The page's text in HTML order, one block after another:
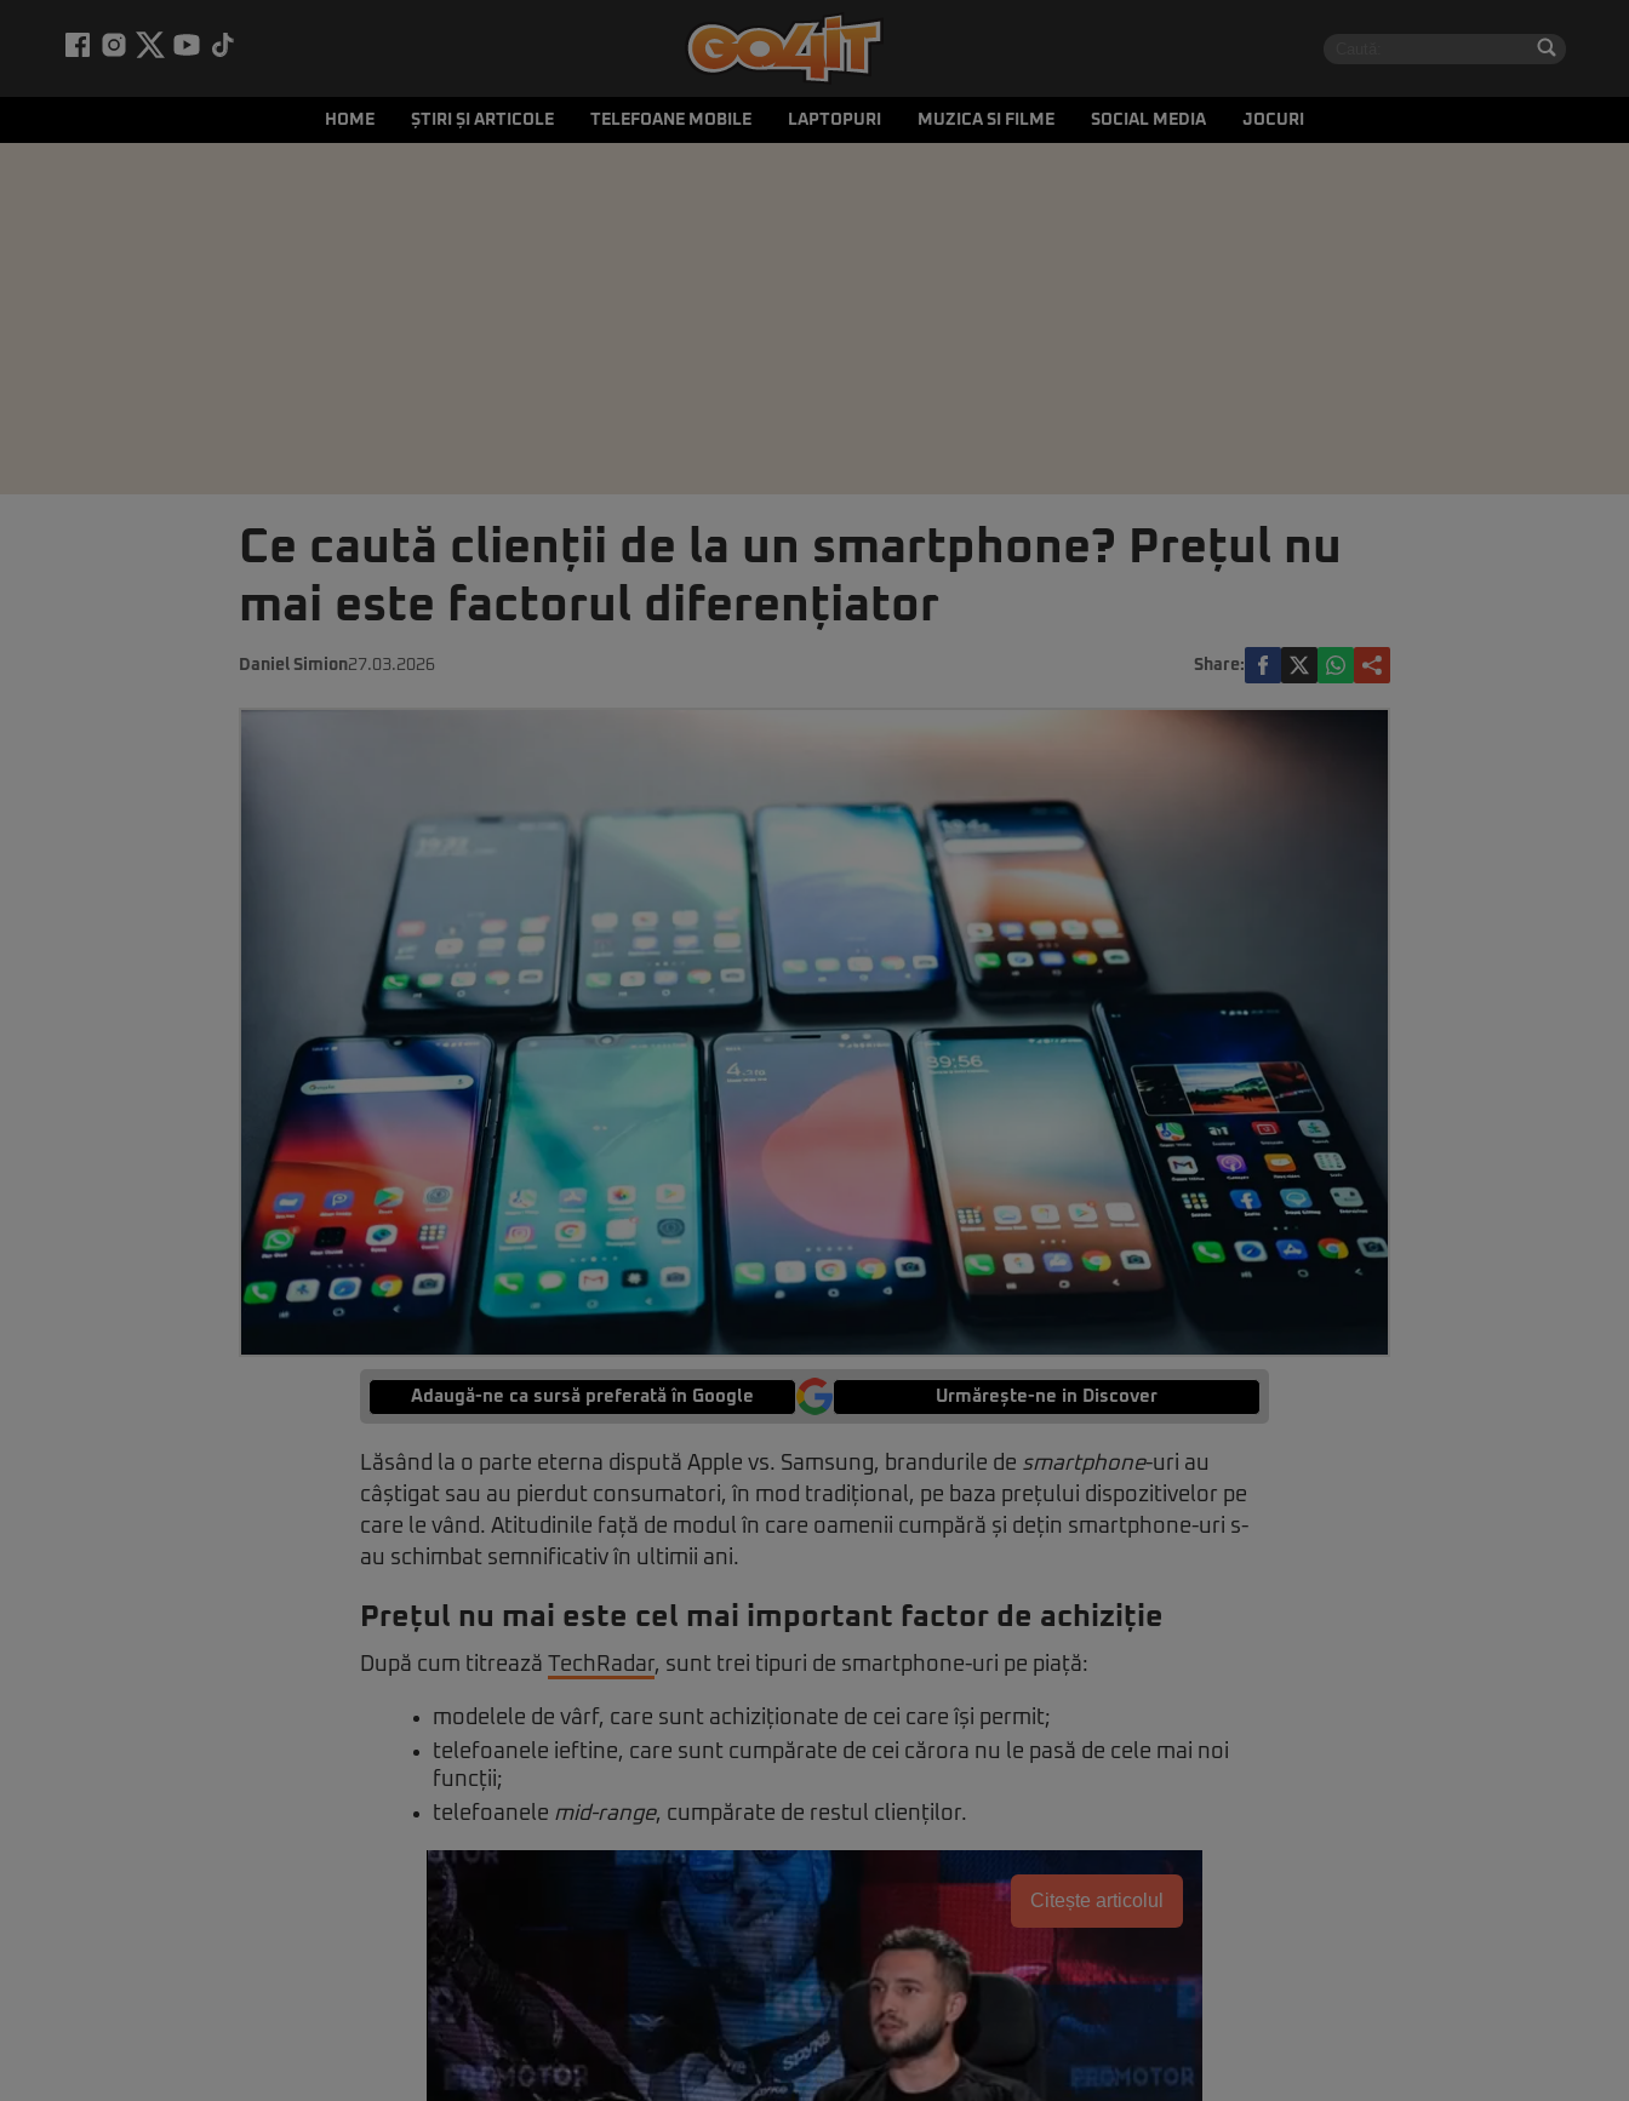
HOME ȘTIRI ȘI ARTICOLE TELEFOANE MOBILE LAPTOPURI MUZICA SI FILME SOCIAL MEDIA JOCURI
Ce caută clienții de la un smartphone? Prețul nu
mai este factorul diferențiator
Daniel Simion27.03.2026 Share:
Adaugă-ne ca sursă preferată în Google Urmărește-ne in Discover
Lăsând la o parte eterna dispută Apple vs. Samsung, brandurile de smartphone-uri au
câștigat sau au pierdut consumatori, în mod tradițional, pe baza prețului dispozitivelor pe
care le vând. Atitudinile față de modul în care oamenii cumpără și dețin smartphone-uri s-
au schimbat semnificativ în ultimii ani.
Prețul nu mai este cel mai important factor de achiziție
După cum titrează TechRadar, sunt trei tipuri de smartphone-uri pe piață:
modelele de vârf, care sunt achiziționate de cei care își permit;
telefoanele ieftine, care sunt cumpărate de cei cărora nu le pasă de cele mai noi
funcții;
telefoanele mid-range, cumpărate de restul clienților.
Citește articolul